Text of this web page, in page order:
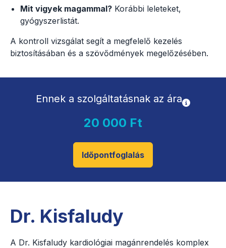
Mit vigyek magammal? Korábbi leleteket,
gyógyszerlistát.
A kontroll vizsgálat segít a megfelelő kezelés
biztosításában és a szövődmények megelőzésében.
Ennek a szolgáltatásnak az ára
20 000 Ft
Időpontfoglalás
Dr. Kisfaludy
A Dr. Kisfaludy kardiológiai magánrendelés komplex